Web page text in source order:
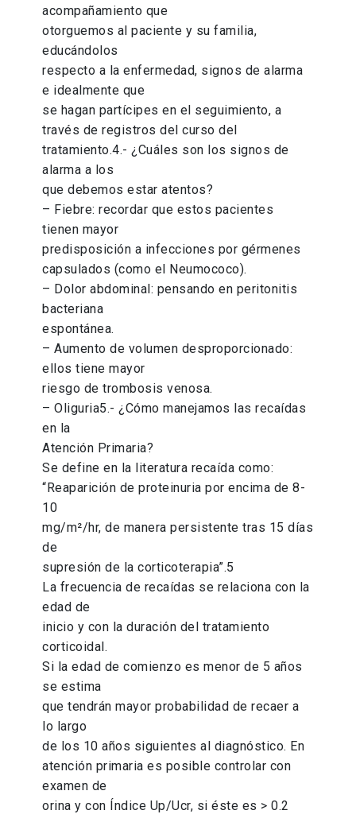
acompañamiento que
otorguemos al paciente y su familia,
educándolos
respecto a la enfermedad, signos de alarma
e idealmente que
se hagan partícipes en el seguimiento, a
través de registros del curso del
tratamiento.4.- ¿Cuáles son los signos de
alarma a los
que debemos estar atentos?
– Fiebre: recordar que estos pacientes
tienen mayor
predisposición a infecciones por gérmenes
capsulados (como el Neumococo).
– Dolor abdominal: pensando en peritonitis
bacteriana
espontánea.
– Aumento de volumen desproporcionado:
ellos tiene mayor
riesgo de trombosis venosa.
– Oliguria5.- ¿Cómo manejamos las recaídas
en la
Atención Primaria?
Se define en la literatura recaída como:
“Reaparición de proteinuria por encima de 8-
10
mg/m²/hr, de manera persistente tras 15 días
de
supresión de la corticoterapia”.5
La frecuencia de recaídas se relaciona con la
edad de
inicio y con la duración del tratamiento
corticoidal.
Si la edad de comienzo es menor de 5 años
se estima
que tendrán mayor probabilidad de recaer a
lo largo
de los 10 años siguientes al diagnóstico. En
atención primaria es posible controlar con
examen de
orina y con Índice Up/Ucr, si éste es > 0.2